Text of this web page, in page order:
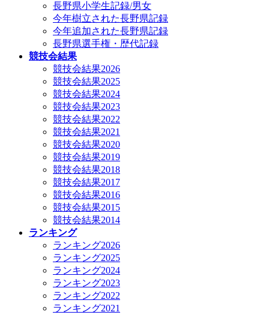
長野県小学生記録/男女
今年樹立された長野県記録
今年追加された長野県記録
長野県選手権・歴代記録
競技会結果
競技会結果2026
競技会結果2025
競技会結果2024
競技会結果2023
競技会結果2022
競技会結果2021
競技会結果2020
競技会結果2019
競技会結果2018
競技会結果2017
競技会結果2016
競技会結果2015
競技会結果2014
ランキング
ランキング2026
ランキング2025
ランキング2024
ランキング2023
ランキング2022
ランキング2021